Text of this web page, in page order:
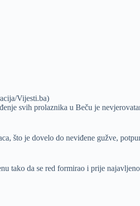
Vijesti.ba)
svih prolaznika u Beču je
što je dovelo do neviđene gužve,
tako da se red formirao i prije